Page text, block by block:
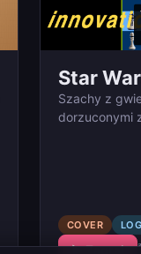
Star
Szachy z
dorzuconymi
COVER
▶ Zagraj